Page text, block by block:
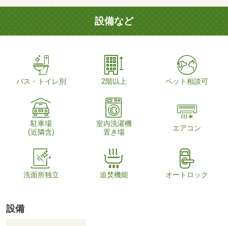
設備など
バス・トイレ別 2階以上 ペット相談可
駐車場
(近隣含)
室内洗濯機
置き場
エアコン
洗面所独立 追焚機能 オートロック
設備